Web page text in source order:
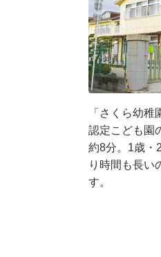
「さくら幼稚
認定こども園
約8分。1歳・
り時間も長い
す。